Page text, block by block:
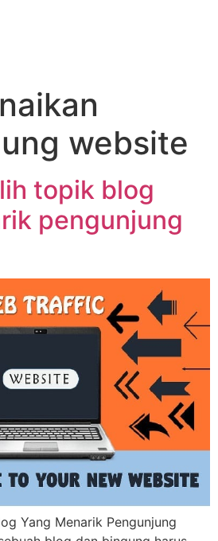
website
topik blog
pengunjung
Yang Menarik Pengunjung